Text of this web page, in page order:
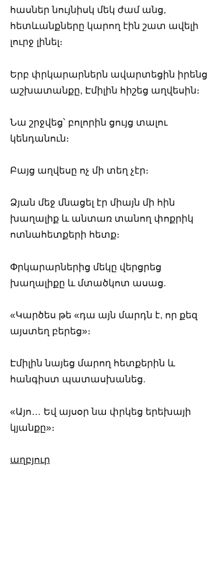
հասներ նույնիսկ մեկ ժամ անց,
հետևանքները կարող էին շատ ավելի
լուրջ լինել։
Երբ փրկարարներն ավարտեցին իրենց
աշխատանքը, Էմիլին հիշեց աղվեսին։
Նա շրջվեց՝ բոլորին ցույց տալու
կենդանուն։
Բայց աղվեսը ոչ մի տեղ չէր։
Ձյան մեջ մնացել էր միայն մի հին
խաղալիք և անտառ տանող փոքրիկ
ոտնահետքերի հետք։
Փրկարարներից մեկը վերցրեց
խաղալիքը և մտածկոտ ասաց.
«Կարծես թե «դա այն մարդն է, որ քեզ
այստեղ բերեց»։
Էմիլին նայեց մարող հետքերին և
հանգիստ պատասխանեց.
«Այո… Եվ այսօր նա փրկեց երեխայի
կյանքը»։
աղբյուր